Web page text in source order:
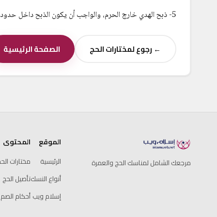
5- ذبح الهدي خارج الحرم، والواجب أن يكون الذبح داخل حدود الحرم.
← رجوع لمختارات الحج الصفحة الرئيسية
مرجعك الشامل لمناسك الحج والعمرة
الموقع
الرئيسية
أنواع النسك
إسلام ويب
المحتوى
مختارات
تأصيل الحج
أحكام الصم